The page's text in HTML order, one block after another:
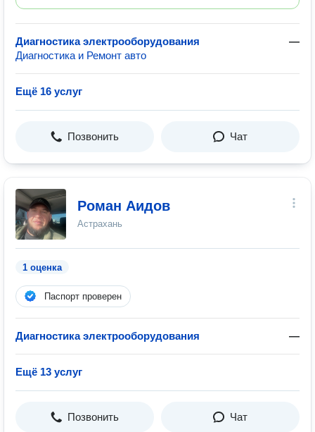
Диагностика электрооборудования
—
Диагностика и Ремонт авто
Ещё 16 услуг
Позвонить Чат
Роман Аидов
Астрахань
1 оценка
Паспорт проверен
Диагностика электрооборудования —
Ещё 13 услуг
Позвонить Чат